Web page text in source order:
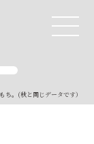
。(秋と同じデータです）